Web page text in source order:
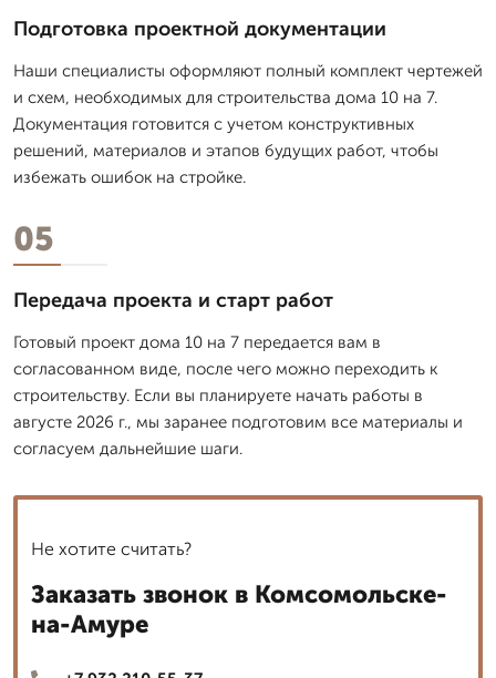
Подготовка проектной документации
Наши специалисты оформляют полный комплект чертежей
и схем, необходимых для строительства дома 10 на 7.
Документация готовится с учетом конструктивных
решений, материалов и этапов будущих работ, чтобы
избежать ошибок на стройке.
05
Передача проекта и старт работ
Готовый проект дома 10 на 7 передается вам в
согласованном виде, после чего можно переходить к
строительству. Если вы планируете начать работы в
августе 2026 г., мы заранее подготовим все материалы и
согласуем дальнейшие шаги.
Не хотите считать?
Заказать звонок в Комсомольске-
на-Амуре